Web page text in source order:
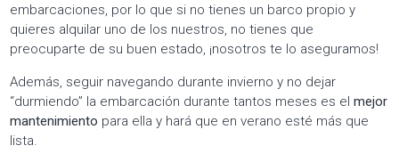
embarcaciones, por lo que si no tienes un barco propio y
quieres alquilar uno de los nuestros, no tienes que
preocuparte de su buen estado, ¡nosotros te lo aseguramos!
Además, seguir navegando durante invierno y no dejar
“durmiendo” la embarcación durante tantos meses es elmejor
mantenimiento para ella y hará que en verano esté más que
lista.